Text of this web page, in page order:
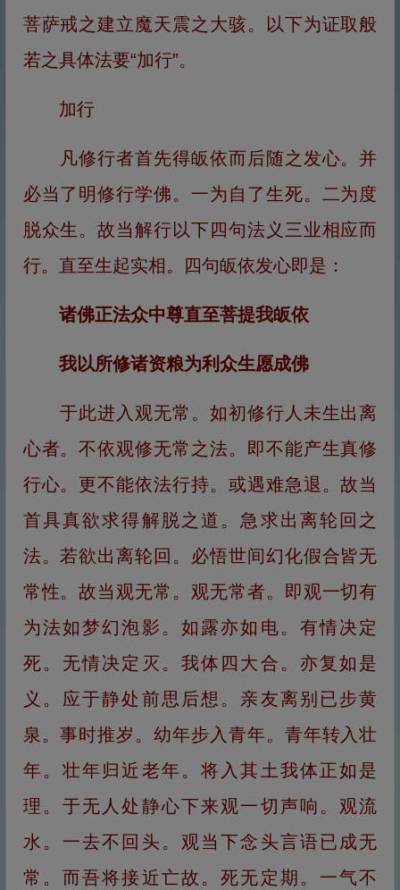
菩萨戒之建立魔天震之大骇。以下为证取般
若之具体法要“加行”。
加行
凡修行者首先得皈依而后随之发心。并
必当了明修行学佛。一为自了生死。二为度
脱众生。故当解行以下四句法义三业相应而
行。直至生起实相。四句皈依发心即是：
诸佛正法众中尊直至菩提我皈依
我以所修诸资粮为利众生愿成佛
于此进入观无常。如初修行人未生出离
心者。不依观修无常之法。即不能产生真修
行心。更不能依法行持。或遇难急退。故当
首具真欲求得解脱之道。急求出离轮回之
法。若欲出离轮回。必悟世间幻化假合皆无
常性。故当观无常。观无常者。即观一切有
为法如梦幻泡影。如露亦如电。有情决定
死。无情决定灭。我体四大合。亦复如是
义。应于静处前思后想。亲友离别已步黄
泉。事时推岁。幼年步入青年。青年转入壮
年。壮年归近老年。将入其土我体正如是
理。于无人处静心下来观一切声响。观流
水。一去不回头。观当下念头言语已成无
常。而吾将接近亡故。死无定期。一气不